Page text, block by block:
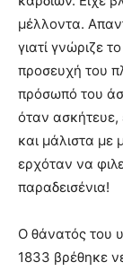
μέλλοντα.
γιατί γνώριζε
προσευχή του
πρόσωπό του
όταν ασκήτευε,
και μάλιστα με
ερχόταν να
παραδεισένια!
Ο θάνατός του
1833 βρέθηκε